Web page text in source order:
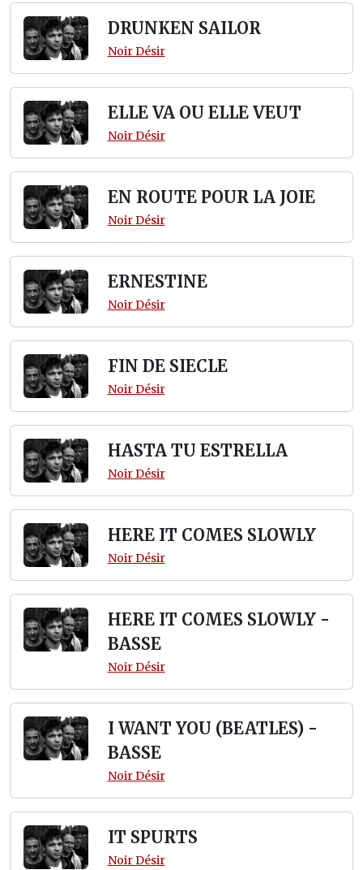
DRUNKEN SAILOR
Noir Désir
ELLE VA OU ELLE VEUT
Noir Désir
EN ROUTE POUR LA JOIE
Noir Désir
ERNESTINE
Noir Désir
FIN DE SIECLE
Noir Désir
HASTA TU ESTRELLA
Noir Désir
HERE IT COMES SLOWLY
Noir Désir
HERE IT COMES SLOWLY -
BASSE
Noir Désir
I WANT YOU (BEATLES) -
BASSE
Noir Désir
IT SPURTS
Noir Désir